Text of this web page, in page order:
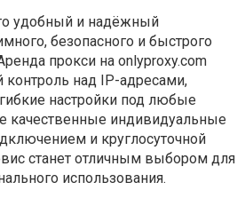
удобный и надёжный
безопасного и быстрого
прокси на onlyproxy.com
контроль над IP-адресами,
настройки под любые
качественные индивидуальные
и круглосуточной
станет отличным выбором для
использования.